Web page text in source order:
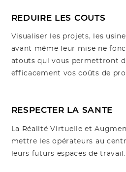
REDUIRE LES COUTS
Visualiser les projets, les
avant même leur mise ne
atouts qui vous permettront
efficacement vos coûts de
RESPECTER LA SANTE
La Réalité Virtuelle et
mettre les opérateurs au
leurs futurs espaces de travail.